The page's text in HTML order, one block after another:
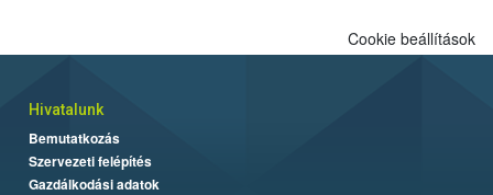
Cookie beállítások
Hivatalunk
Bemutatkozás
Szervezeti felépítés
Gazdálkodási adatok